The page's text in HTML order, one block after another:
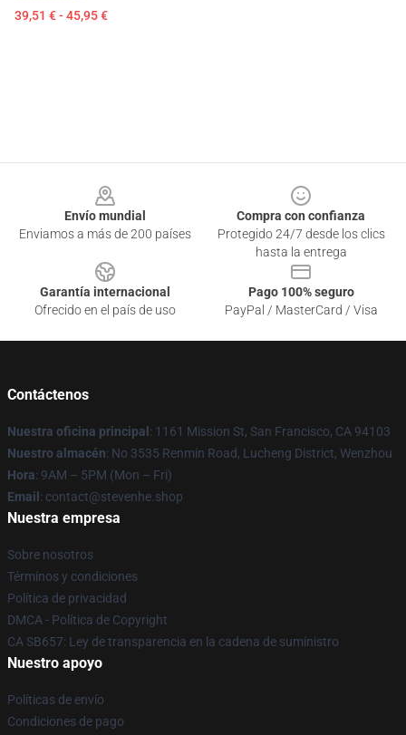
39,51 € - 45,95 €
Envío mundial
Enviamos a más de 200 países
Compra con confianza
Protegido 24/7 desde los clics
hasta la entrega
Garantía internacional
Ofrecido en el país de uso
Pago 100% seguro
PayPal / MasterCard / Visa
Contáctenos
Nuestra oficina principal : 1161 Mission St, San Francisco, CA 94103
Nuestro almacén: No 3535 Renmin Road, Lucheng District, Wenzhou
Hora: 9AM – 5PM (Mon – Fri)
Email : contact@stevenhe.shop
Nuestra empresa
Sobre nosotros
Términos y condiciones
Política de privacidad
DMCA - Política de Copyright
CA SB657: Ley de transparencia en la cadena de suministro
Nuestro apoyo
Políticas de envío
Condiciones de pago